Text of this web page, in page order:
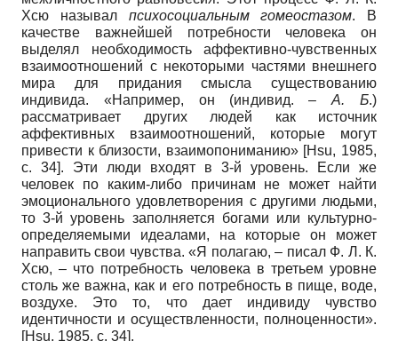
Хсю называл психосоциальным гомеостазом. В
качестве важнейшей потребности человека он
выделял необходимость аффективно-чувственных
взаимоотношений с некоторыми частями внешнего
мира для придания смысла существованию
индивида. «Например, он (индивид. –А. Б.)
рассматривает других людей как источник
аффективных взаимоотношений, которые могут
привести к близости, взаимопониманию» [Hsu, 1985,
с. 34]. Эти люди входят в 3-й уровень. Если же
человек по каким-либо причинам не может найти
эмоционального удовлетворения с другими людьми,
то 3-й уровень заполняется богами или культурно-
определяемыми идеалами, на которые он может
направить свои чувства. «Я полагаю, – писал Ф. Л. К.
Хсю, – что потребность человека в третьем уровне
cтоль же важна, как и его потребность в пище, воде,
воздухе. Это то, что дает индивиду чувство
идентичности и осуществленности, полноценности».
[Hsu, 1985, с. 34].